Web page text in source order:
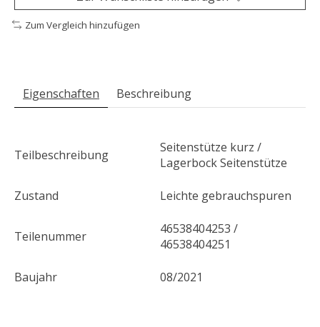
Zum Vergleich hinzufügen
Eigenschaften Beschreibung
Teilbeschreibung
Seitenstütze kurz /
Lagerbock Seitenstütze
Zustand Leichte gebrauchspuren
Teilenummer
46538404253 /
46538404251
Baujahr 08/2021